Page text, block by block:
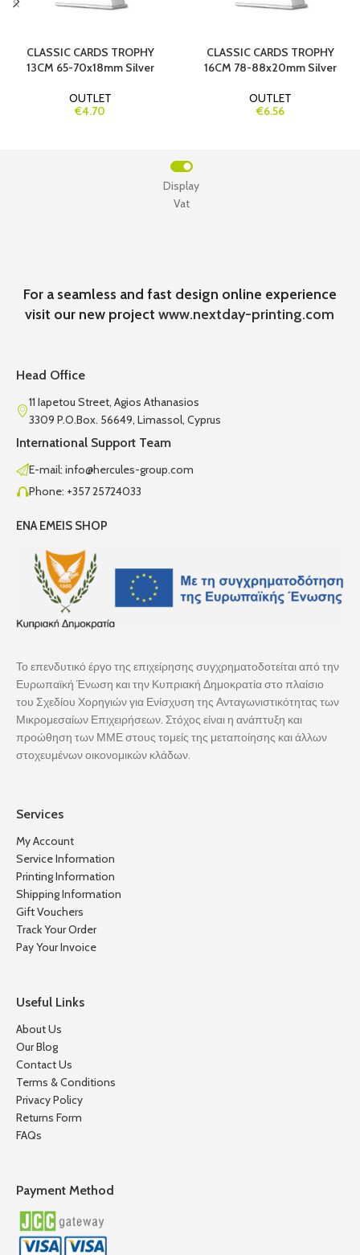
CLASSIC CARDS TROPHY
13CM 65-70x18mm Silver
OUTLET
€4.70
CLASSIC CARDS TROPHY
16CM 78-88x20mm Silver
OUTLET
€6.56
Vat
Display
For a seamless and fast design online experience
visit our new projectwww.nextday-printing.com
Head Office
11 Iapetou Street, Agios Athanasios
3309 P.O.Box. 56649, Limassol, Cyprus
International Support Team
E-mail: info@hercules-group.com
Phone: +357 25724033
ENA EMEIS SHOP
Το επενδυτικό έργο της επιχείρησης συγχρηματοδοτείται από την
Ευρωπαϊκή Ένωση και την Κυπριακή Δημοκρατία στο πλαίσιο
του Σχεδίου Χορηγιών για Ενίσχυση της Ανταγωνιστικότητας των
Μικρομεσαίων Επιχειρήσεων. Στόχος είναι η ανάπτυξη και
προώθηση των ΜΜΕ στους τομείς της μεταποίησης και άλλων
στοχευμένων οικονομικών κλάδων.
Services
My Account
Service Information
Printing Information
Shipping Information
Gift Vouchers
Track Your Order
Pay Your Invoice
Useful Links
About Us
Our Blog
Contact Us
Terms & Conditions
Privacy Policy
Returns Form
FAQs
Payment Method